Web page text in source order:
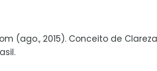
(ago., 2015). Conceito de